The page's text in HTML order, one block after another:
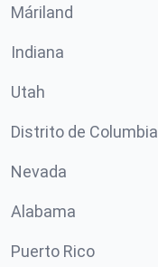
Máriland
Indiana
Utah
Distrito de Columbia
Nevada
Alabama
Puerto Rico